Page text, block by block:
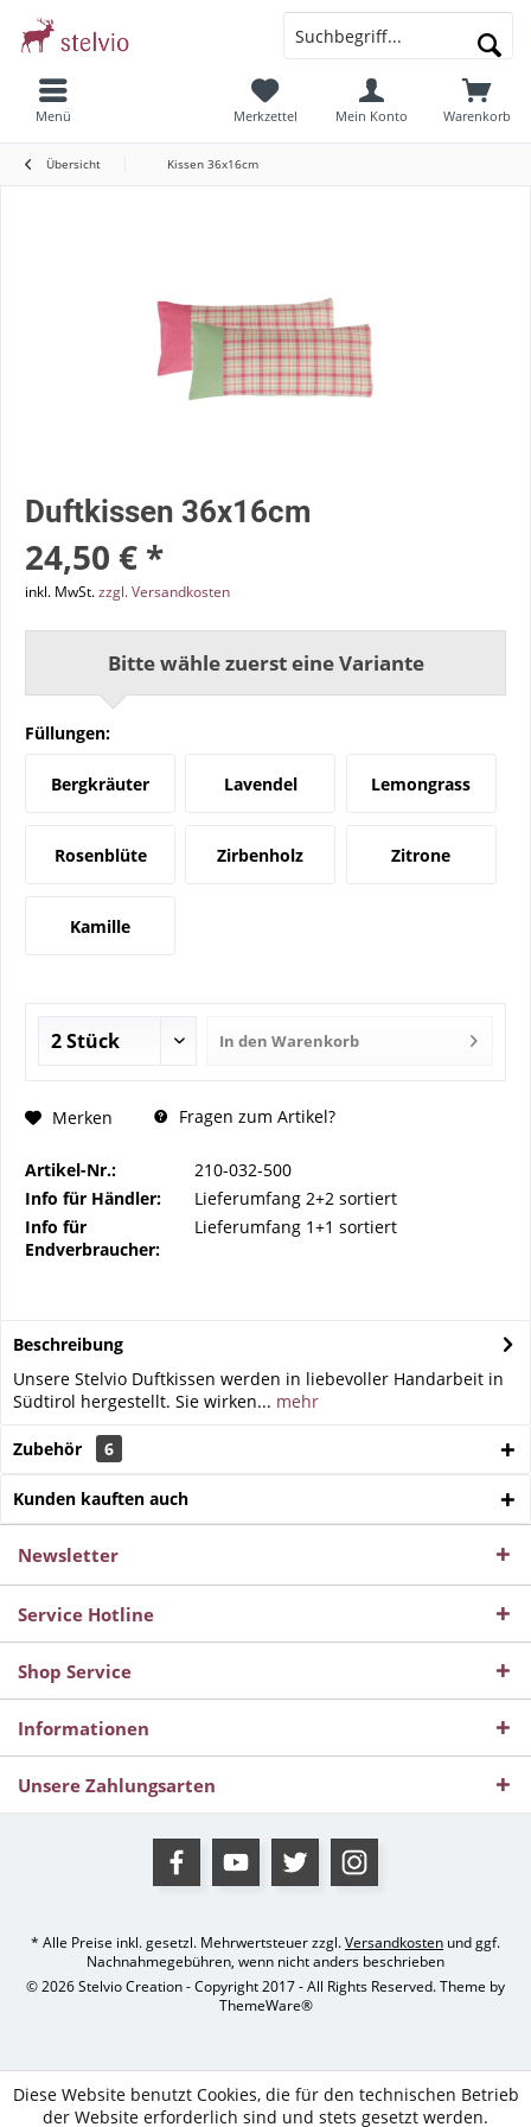
Menü Warenkorb
Merkzettel Mein Konto
Übersicht Kissen 36x16cm
Duftkissen 36x16cm
24,50 € *
inkl. MwSt.zzgl. Versandkosten
Bitte wähle zuerst eine Variante
Füllungen:
Bergkräuter Lavendel Lemongrass
Rosenblüte Zirbenholz Zitrone
Kamille
In den Warenkorb
Merken Fragen zum Artikel?
Artikel-Nr.:
210-032-500
Info für Händler:
Lieferumfang 2+2 sortiert
Info für
Endverbraucher:
Lieferumfang 1+1 sortiert
Beschreibung
Unsere Stelvio Duftkissen werden in liebevoller Handarbeit in
Südtirol hergestellt. Sie wirken... mehr
Zubehör 6
Kunden kauften auch
Newsletter
Service Hotline
Shop Service
Informationen
Unsere Zahlungsarten
* Alle Preise inkl. gesetzl. Mehrwertsteuer zzgl.Versandkosten und ggf.
Nachnahmegebühren, wenn nicht anders beschrieben
© 2026 Stelvio Creation - Copyright 2017 - All Rights Reserved. Theme by
ThemeWare®
Diese Website benutzt Cookies, die für den technischen Betrieb
der Website erforderlich sind und stets gesetzt werden.